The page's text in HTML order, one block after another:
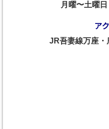
月曜〜土曜
ア
JR吾妻線万座